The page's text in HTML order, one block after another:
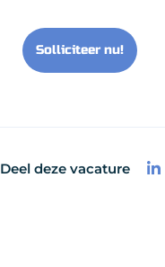
Solliciteer nu!
Deel deze vacature